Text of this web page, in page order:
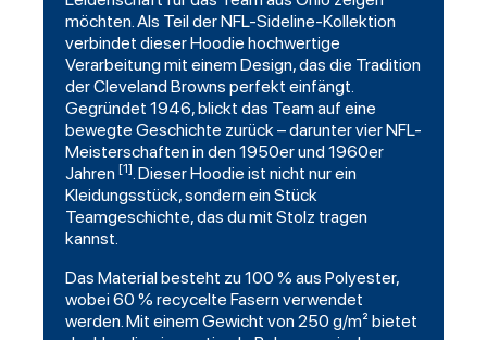
möchten. Als Teil der NFL-Sideline-Kollektion
verbindet dieser Hoodie hochwertige
Verarbeitung mit einem Design, das die Tradition
der Cleveland Browns perfekt einfängt.
Gegründet 1946, blickt das Team auf eine
bewegte Geschichte zurück – darunter vier NFL-
Meisterschaften in den 1950er und 1960er
Jahren [1]. Dieser Hoodie ist nicht nur ein
Kleidungsstück, sondern ein Stück
Teamgeschichte, das du mit Stolz tragen
kannst.
Das Material besteht zu 100 % aus Polyester,
wobei 60 % recycelte Fasern verwendet
werden. Mit einem Gewicht von 250 g/m² bietet